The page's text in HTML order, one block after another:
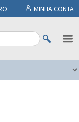
MINHA CONTA